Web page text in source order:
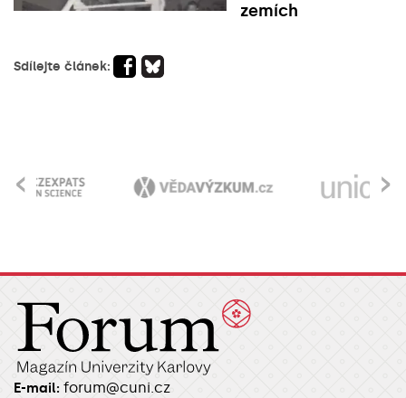
zemích
Sdílejte článek:
›
‹
E-mail: forum@cuni.cz